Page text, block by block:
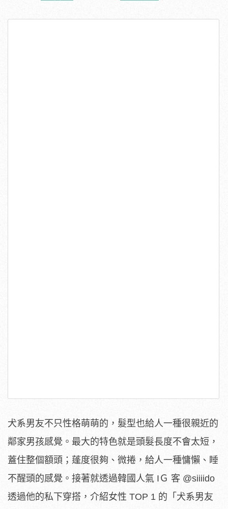
犬系男友不只性格萌萌的，髮型也給人一種很親近的
鄰家男孩感覺。最大的特色就是頭髮長度不會太短，
蓋住整個額頭；蓬度很夠、微捲，給人一種慵懶、睡
不醒頭的感覺。接著就透過韓國人氣 IＧ 客 @siiiido
透過他的私下穿搭，介紹女性 TOP 1 的「犬系男友